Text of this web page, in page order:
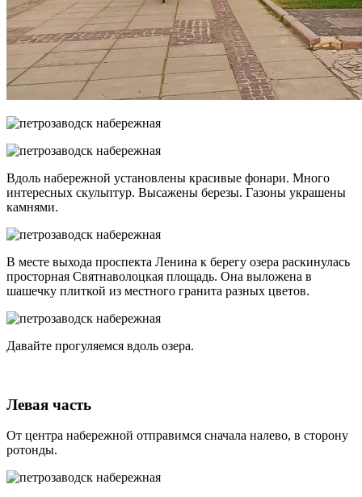
Вдоль набережной установлены красивые фонари. Много
интересных скульптур. Высажены березы. Газоны украшены
камнями.
В месте выхода проспекта Ленина к берегу озера раскинулась
просторная Святнаволоцкая площадь. Она выложена в
шашечку плиткой из местного гранита разных цветов.
Давайте прогуляемся вдоль озера.
Левая часть
От центра набережной отправимся сначала налево, в сторону
ротонды.